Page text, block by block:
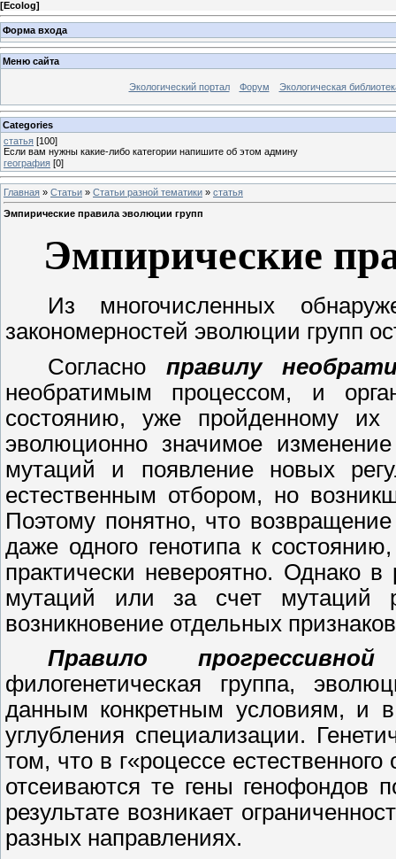
[Ecolog]
Форма входа
Меню сайта
Экологический портал Форум Экологическая
Categories
статья [100]
Если вам нужны какие-либо категории напишите об этом админу
география [0]
Главная » Статьи » Статьи разной тематики » статья
Эмпирические правила эволюции групп
Эмпирические
Из многочисленных
закономерностей эволюции групп
Согласно правилу
необратимым процессом, и
состоянию, уже пройденному их
эволюционно значимое
мутаций и появление новых
естественным отбором, но
Поэтому понятно, что
даже одного генотипа к
практически невероятно. Однако
мутаций или за счет мутаций
возникновение отдельных
Правило прогрессивной
филогенетическая группа,
данным конкретным условиям, и
углубления специализации.
том, что в г«роцессе
отсеиваются те гены генофондов
результате возникает
разных направлениях.